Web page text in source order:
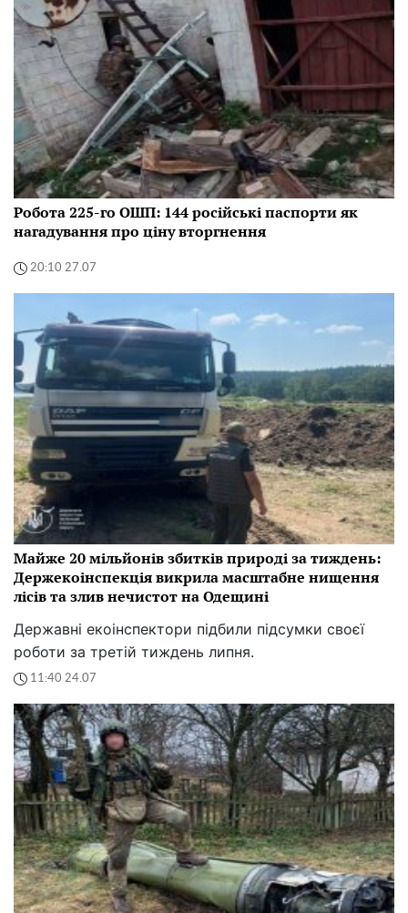
Робота 225-го ОШП: 144 російські паспорти як
нагадування про ціну вторгнення
20:10 27.07
Майже 20 мільйонів збитків природі за тиждень:
Держекоінспекція викрила масштабне нищення
лісів та злив нечистот на Одещині
Державні екоінспектори підбили підсумки своєї
роботи за третій тиждень липня.
11:40 24.07